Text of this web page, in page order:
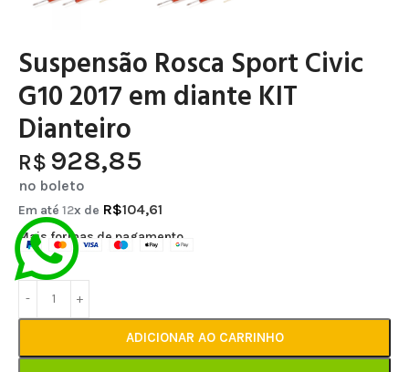
Suspensão Rosca Sport Civic
G10 2017 em diante KIT
Dianteiro
R$ 928,85
no boleto
Em até 12x de R$104,61
Mais formas de pagamento
ADICIONAR AO CARRINHO